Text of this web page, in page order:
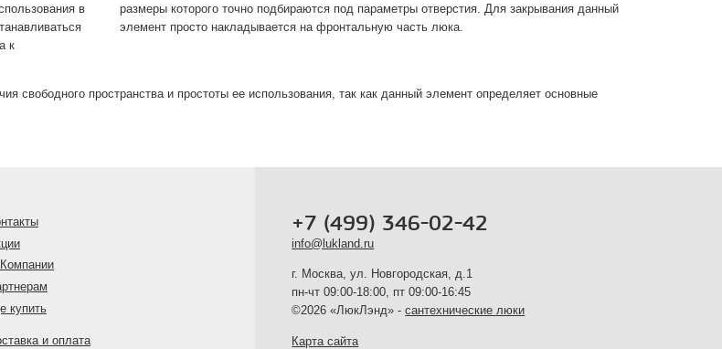
в
к
размеры которого точно подбираются под параметры отверстия. Для закрывания данный
элемент просто накладывается на фронтальную часть люка.
свободного пространства и простоты ее использования, так как данный элемент определяет основные
купить
и оплата
+7 (499) 346-02-42
info@lukland.ru
г. Москва, ул. Новгородская, д.1
пн-чт 09:00-18:00, пт 09:00-16:45
©2026 «ЛюкЛэнд» -сантехнические люки
Карта сайта